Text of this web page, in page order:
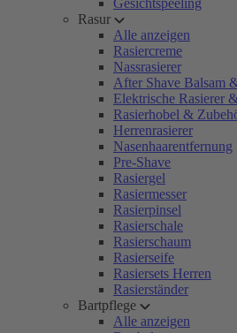
Gesichtspeeling
Rasur
Alle anzeigen
Rasiercreme
Nassrasierer
After Shave Balsam
Elektrische Rasierer
Rasierhobel &
Herrenrasierer
Nasenhaarentfernung
Pre-Shave
Rasiergel
Rasiermesser
Rasierpinsel
Rasierschale
Rasierschaum
Rasierseife
Rasiersets Herren
Rasierständer
Bartpflege
Alle anzeigen